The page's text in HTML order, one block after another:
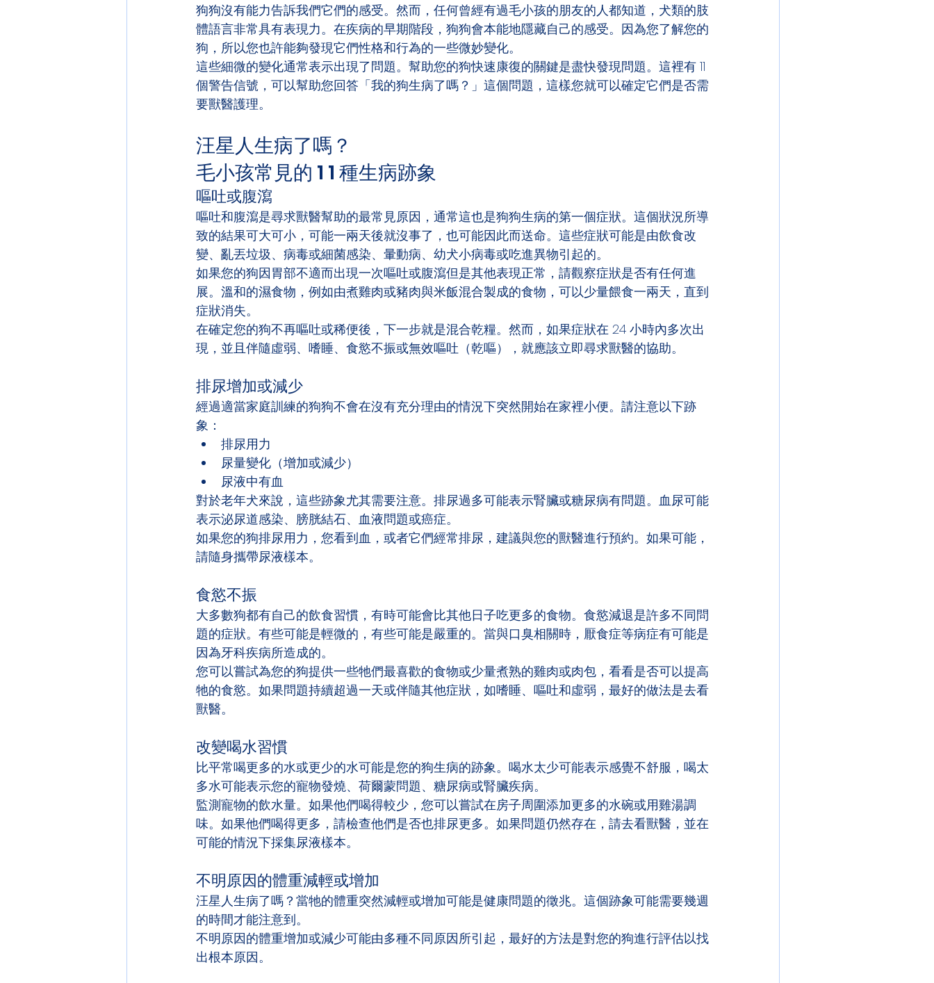
狗狗沒有能力告訴我們它們的感受。然而，任何曾經有過毛小孩的朋友的人都知道，犬類的肢
體語言非常具有表現力。在疾病的早期階段，狗狗會本能地隱藏自己的感受。因為您了解您的
狗，所以您也許能夠發現它們性格和行為的一些微妙變化。
這些細微的變化通常表示出現了問題。幫助您的狗快速康復的關鍵是盡快發現問題。這裡有 11
個警告信號，可以幫助您回答「我的狗生病了嗎？」這個問題，這樣您就可以確定它們是否需
要獸醫護理。
汪星人生病了嗎？
毛小孩常見的 1 1 種生病跡象
嘔吐或腹瀉
嘔吐和腹瀉是尋求獸醫幫助的最常見原因，通常這也是狗狗生病的第一個症狀。這個狀況所導
致的結果可大可小，可能一兩天後就沒事了，也可能因此而送命。這些症狀可能是由飲食改
變、亂丟垃圾、病毒或細菌感染、暈動病、幼犬小病毒或吃進異物引起的。
如果您的狗因胃部不適而出現一次嘔吐或腹瀉但是其他表現正常，請觀察症狀是否有任何進
展。溫和的濕食物，例如由煮雞肉或豬肉與米飯混合製成的食物，可以少量餵食一兩天，直到
症狀消失。
在確定您的狗不再嘔吐或稀便後，下一步就是混合乾糧。然而，如果症狀在 24 小時內多次出
現，並且伴隨虛弱、嗜睡、食慾不振或無效嘔吐（乾嘔），就應該立即尋求獸醫的協助。
排尿增加或減少
經過適當家庭訓練的狗狗不會在沒有充分理由的情況下突然開始在家裡小便。請注意以下跡
象：
排尿用力
尿量變化（增加或減少）
尿液中有血
對於老年犬來說，這些跡象尤其需要注意。排尿過多可能表示腎臟或糖尿病有問題。血尿可能
表示泌尿道感染、膀胱結石、血液問題或癌症。
如果您的狗排尿用力，您看到血，或者它們經常排尿，建議與您的獸醫進行預約。如果可能，
請隨身攜帶尿液樣本。
食慾不振
大多數狗都有自己的飲食習慣，有時可能會比其他日子吃更多的食物。食慾減退是許多不同問
題的症狀。有些可能是輕微的，有些可能是嚴重的。當與口臭相關時，厭食症等病症有可能是
因為牙科疾病所造成的。
您可以嘗試為您的狗提供一些牠們最喜歡的食物或少量煮熟的雞肉或肉包，看看是否可以提高
牠的食慾。如果問題持續超過一天或伴隨其他症狀，如嗜睡、嘔吐和虛弱，最好的做法是去看
獸醫。
改變喝水習慣
比平常喝更多的水或更少的水可能是您的狗生病的跡象。喝水太少可能表示感覺不舒服，喝太
多水可能表示您的寵物發燒、荷爾蒙問題、糖尿病或腎臟疾病。
監測寵物的飲水量。如果他們喝得較少，您可以嘗試在房子周圍添加更多的水碗或用雞湯調
味。如果他們喝得更多，請檢查他們是否也排尿更多。如果問題仍然存在，請去看獸醫，並在
可能的情況下採集尿液樣本。
不明原因的體重減輕或增加
汪星人生病了嗎？當牠的體重突然減輕或增加可能是健康問題的徵兆。這個跡象可能需要幾週
的時間才能注意到。
不明原因的體重增加或減少可能由多種不同原因所引起，最好的方法是對您的狗進行評估以找
出根本原因。